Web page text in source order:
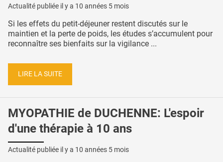
Actualité publiée il y a 10 années 5 mois
Si les effets du petit-déjeuner restent discutés sur le
maintien et la perte de poids, les études s’accumulent pour
reconnaître ses bienfaits sur la vigilance ...
LIRE LA SUITE
MYOPATHIE de DUCHENNE: L'espoir
d'une thérapie à 10 ans
Actualité publiée il y a 10 années 5 mois